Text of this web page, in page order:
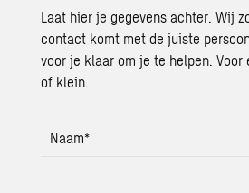
Laat hier je gegevens achter. Wij
contact komt met de juiste
voor je klaar om je te helpen.
of klein.
Naam*